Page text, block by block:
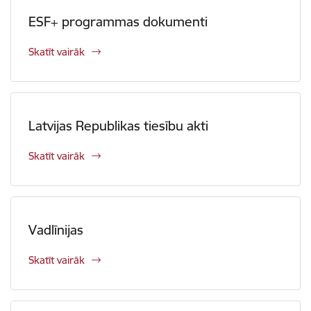
ESF+ programmas dokumenti
Skatīt vairāk
Latvijas Republikas tiesību akti
Skatīt vairāk
Vadlīnijas
Skatīt vairāk